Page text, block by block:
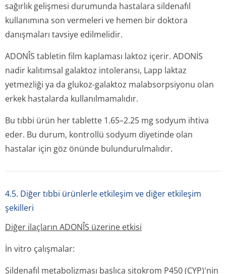
sağırlık gelişmesi durumunda hastalara sildenafıl
kullanımına son vermeleri ve hemen bir doktora
danışmaları tavsiye edilmelidir.
ADONÎS tabletin film kaplaması laktoz içerir. ADONİS
nadir kalıtımsal galaktoz intoleransı, Lapp laktaz
yetmezliği ya da glukoz-galaktoz malabsorpsiyonu olan
erkek hastalarda kullanılmamalıdır.
Bu tıbbi ürün her tablette 1.65–2.25 mg sodyum ihtiva
eder. Bu durum, kontrollü sodyum diyetinde olan
hastalar için göz önünde bulundurulmalıdır.
4.5. Diğer tıbbi ürünlerle etkileşim ve diğer etkileşim
şekilleri
Diğer ilaçların ADONÎS üzerine etkisi
İn vitro çalışmalar:
Sildenafıl metabolizması başlıca sitokrom P450 (CYP)'nin